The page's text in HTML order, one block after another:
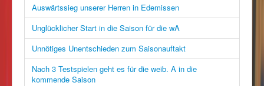
Auswärtssieg unserer Herren in Edemissen
Unglücklicher Start in die Saison für die wA
Unnötiges Unentschieden zum Saisonauftakt
Nach 3 Testspielen geht es für die weib. A in die
kommende Saison